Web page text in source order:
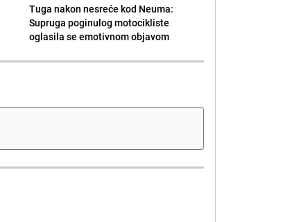
Tuga nakon nesreće kod Neuma:
Supruga poginulog motocikliste
oglasila se emotivnom objavom